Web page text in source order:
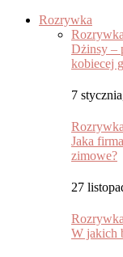
Rozrywka
Rozrywka
Dżinsy –
kobiecej
7
Rozrywka
Jaka
zimowe?
27
Rozrywka
W jakich